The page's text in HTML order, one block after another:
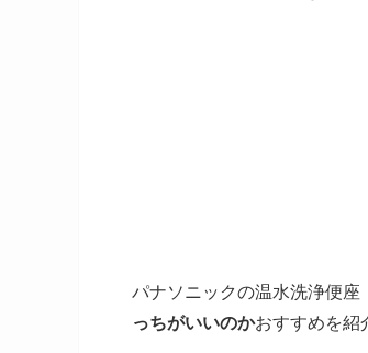
パナソニックの温水洗浄便座
っちがいいのかおすすめを紹